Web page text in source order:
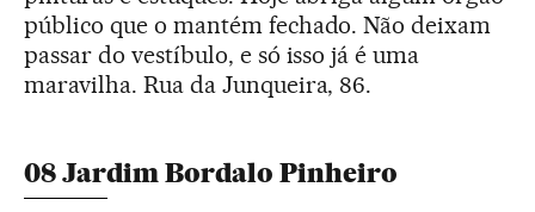
público que o mantém fechado. Não deixam
passar do vestíbulo, e só isso já é uma
maravilha. Rua da Junqueira, 86.
08 Jardim Bordalo Pinheiro